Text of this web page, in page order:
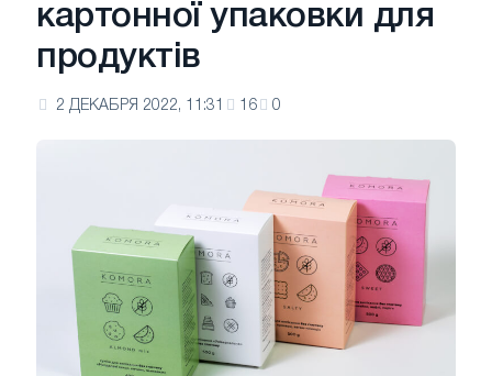
картонної упаковки для
продуктів
2 ДЕКАБРЯ 2022, 11:31 16 0